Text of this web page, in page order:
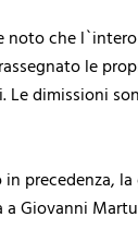
noto che
le
Le dimissioni
precedenza,
a Giovanni